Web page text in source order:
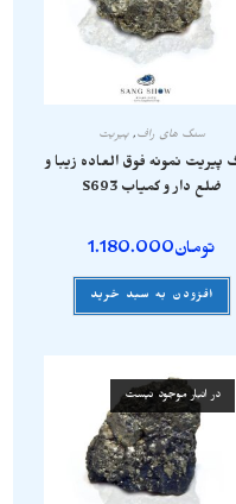
سنگ های راف,پیریت
پیریت نمونه فوق العاده زیبا و
ضلع دار و کمیاب S693
تومان1.180.000
افزودن به سبد خرید
در انبار موجود نیست